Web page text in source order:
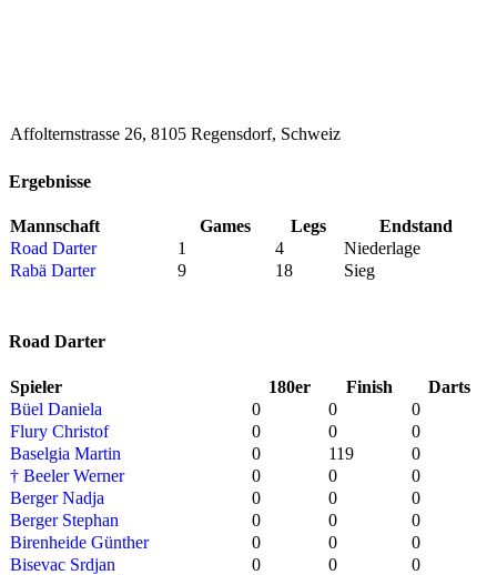
Affolternstrasse 26, 8105 Regensdorf, Schweiz
Ergebnisse
Mannschaft Games Legs
Endstand
Road Darter
1 4
Niederlage
Rabä Darter
9 18 Sieg
Road Darter
Spieler 180er Finish
Darts
Büel Daniela
0 0
0
Flury Christof
0 0
0
Baselgia Martin
0 119
0
† Beeler Werner
0 0
0
Berger Nadja
0 0
0
Berger Stephan
0 0
0
Birenheide Günther
0 0
0
Bisevac Srdjan
0 0
0